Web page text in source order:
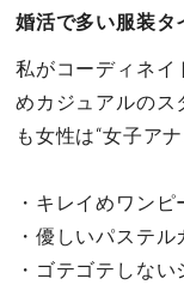
婚活で多い服装タ
私がコーディネイ
めカジュアルのス
も女性は“女子ア
・キレイめワン
・優しいパステ
・ゴテゴテしな